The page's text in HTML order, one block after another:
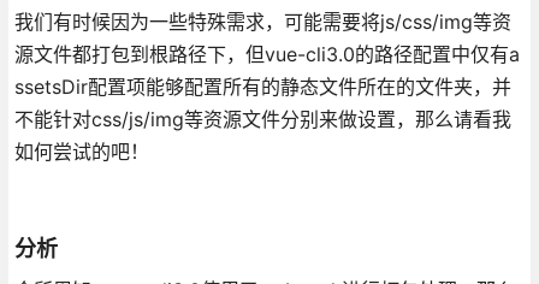
我们有时候因为一些特殊需求，可能需要将js/css/img等资
源文件都打包到根路径下，但vue-cli3.0的路径配置中仅有a
ssetsDir配置项能够配置所有的静态文件所在的文件夹，并
不能针对css/js/img等资源文件分别来做设置，那么请看我
如何尝试的吧！
分析